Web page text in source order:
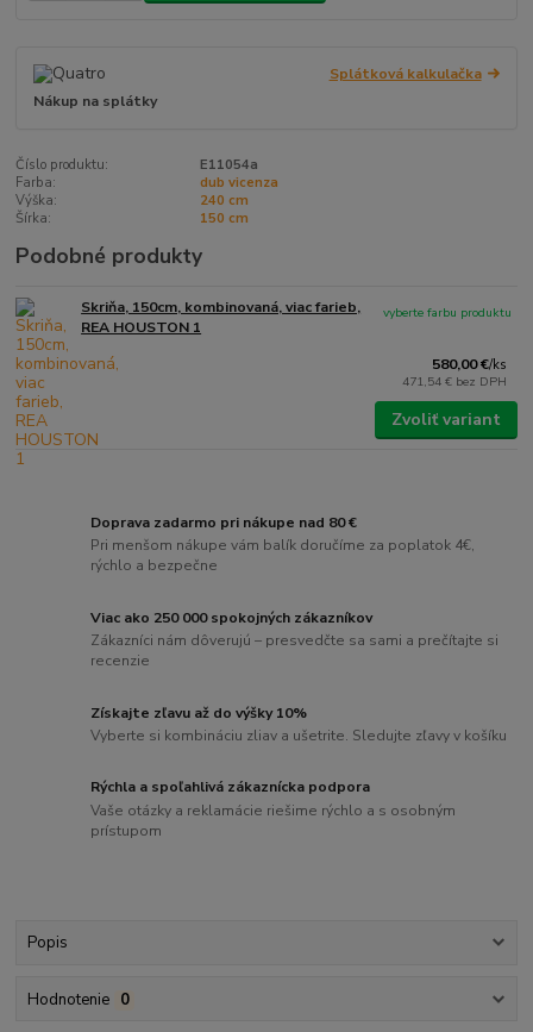
Splátková kalkulačka
Nákup na splátky
Číslo produktu:
E11054a
Farba:
dub vicenza
Výška:
240 cm
Šírka:
150 cm
Podobné produkty
Skriňa, 150cm, kombinovaná, viac farieb,
REA HOUSTON 1
580,00 €/ks
471,54 € bez DPH
vyberte farbu produktu
Zvoliť variant
Doprava zadarmo pri nákupe nad 80 €
Pri menšom nákupe vám balík doručíme za poplatok 4€,
rýchlo a bezpečne
Viac ako 250 000 spokojných zákazníkov
Zákazníci nám dôverujú – presvedčte sa sami a prečítajte si
recenzie
Získajte zľavu až do výšky 10%
Vyberte si kombináciu zliav a ušetrite. Sledujte zľavy v košíku
Rýchla a spoľahlivá zákaznícka podpora
Vaše otázky a reklamácie riešime rýchlo a s osobným
prístupom
Popis
Hodnotenie 0